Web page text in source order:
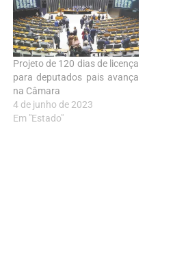
Projeto de 120 dias de licença
para deputados pais avança
na Câmara
4 de junho de 2023
Em "Estado"